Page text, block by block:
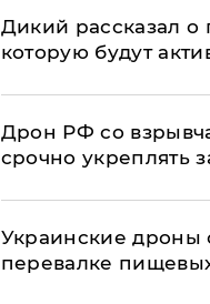
Дикий рассказал
которую будут
​Дрон РФ со
срочно укреплять
Украинские дроны
перевалке